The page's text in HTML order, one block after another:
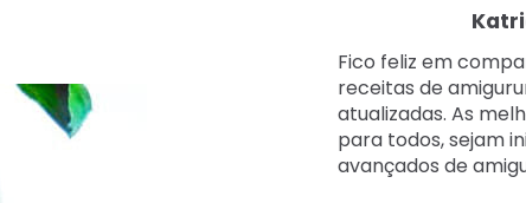
Fico feliz em
receitas de
atualizadas. As
para todos, sejam
avançados de